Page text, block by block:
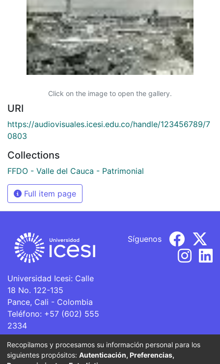
Click on the image to open the gallery.
URI
https://audiovisuales.icesi.edu.co/handle/123456789/7
0803
Collections
FFDO - Valle del Cauca - Patrimonial
Full item page
Universidad Icesi: Calle
18 No. 122-135
Pance, Cali - Colombia
Teléfono: +57 (602) 555
2334
ventanillaunica@icesi.edu.co
Síguenos
La Universidad Icesi es una Institución de Educación
Recopilamos y procesamos su información personal para los
siguientes propósitos: Autenticación, Preferencias,